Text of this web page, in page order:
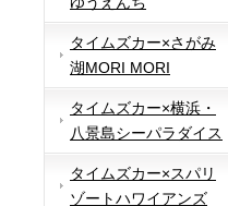
タイムズカー×さがみ
湖MORI MORI
タイムズカー×横浜・
八景島シーパラダイス
タイムズカー×スパリ
ゾートハワイアンズ